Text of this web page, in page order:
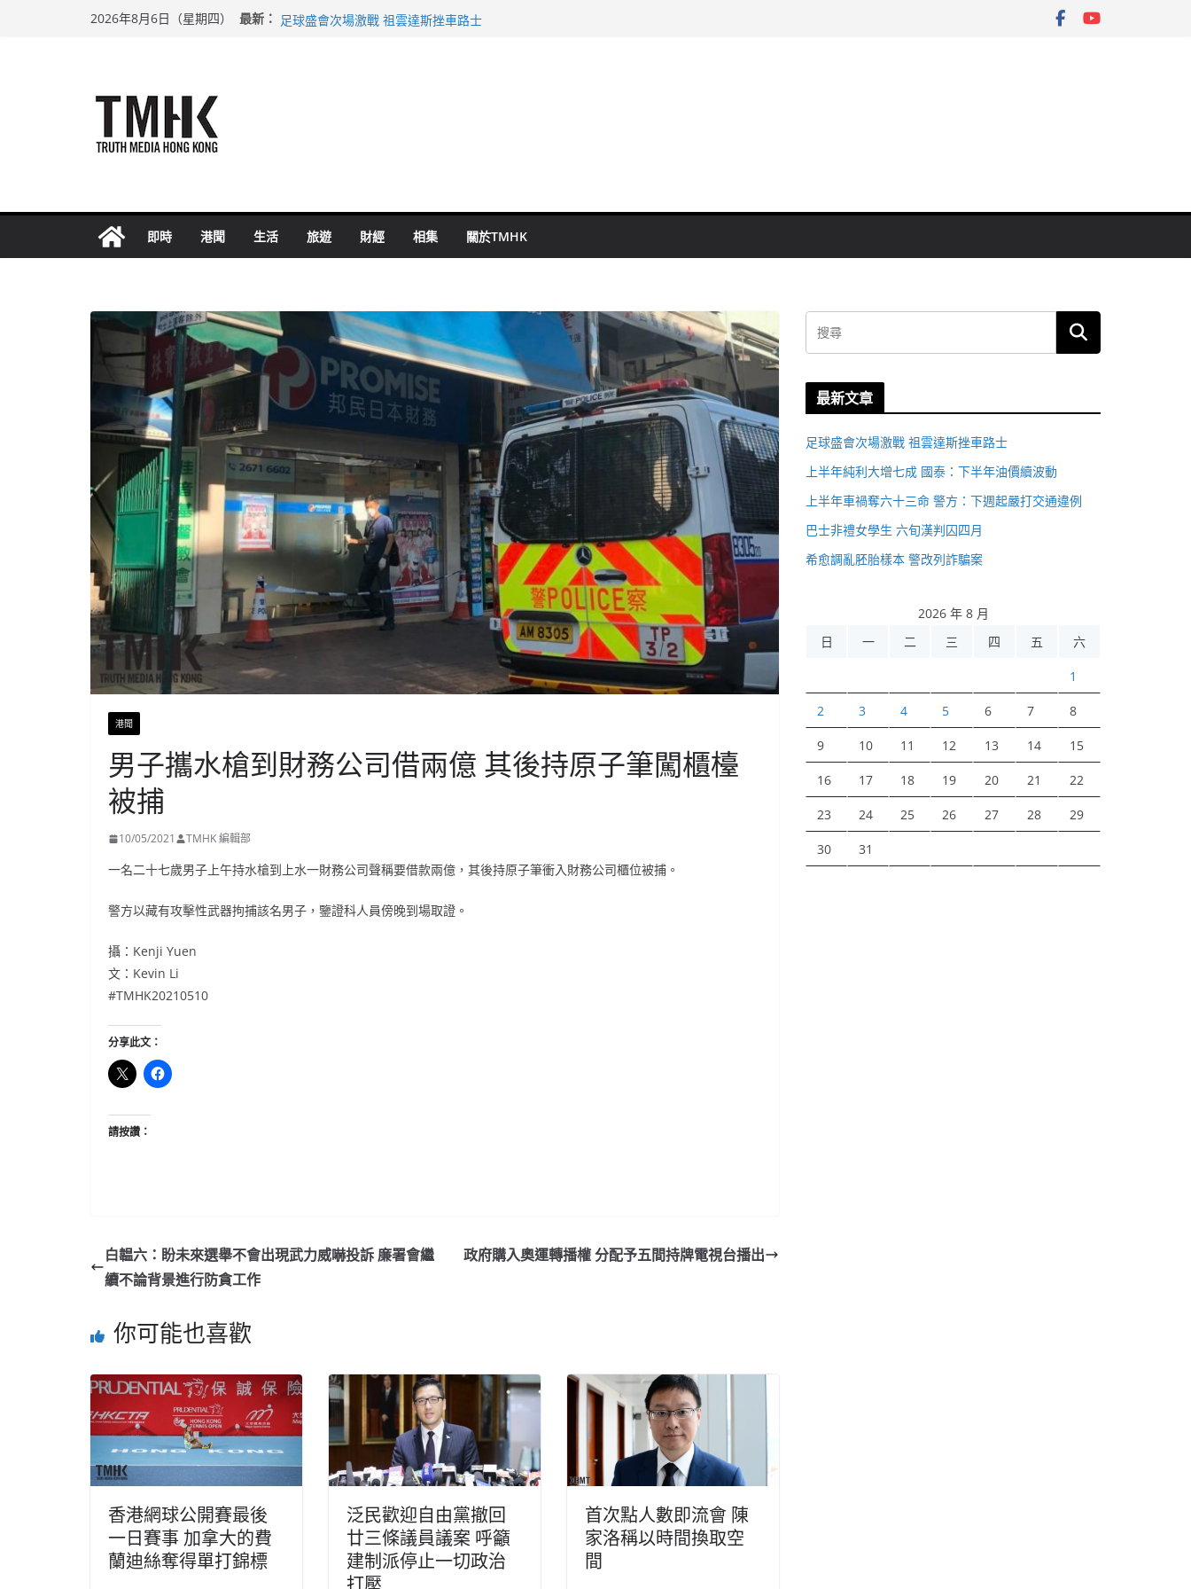
2026年8月6日（星期四） 最新： 希愈調亂胚胎樣本 警改列詐騙案
即時 港聞 生活 旅遊 財經 相集 關於TMHK
港聞
男子攜水槍到財務公司借兩億 其後持原子筆闖櫃檯
被捕
10/05/2021 TMHK 編輯部
一名二十七歲男子上午持水槍到上水一財務公司聲稱要借款兩億，其後持原子筆衝入財務公司櫃位被捕。
警方以藏有攻擊性武器拘捕該名男子，鑒證科人員傍晚到場取證。
攝：Kenji Yuen
文：Kevin Li
#TMHK20210510
分享此文：
請按讚：
白韞六：盼未來選舉不會出現武力威嚇投訴 廉署會繼
續不論背景進行防貪工作
政府購入奧運轉播權 分配予五間持牌電視台播出
你可能也喜歡
香港網球公開賽最後
一日賽事 加拿大的費
蘭迪絲奪得單打錦標
泛民歡迎自由黨撤回
廿三條議員議案 呼籲
建制派停止一切政治
打壓
首次點人數即流會 陳
家洛稱以時間換取空
間
最新文章
足球盛會次場激戰 祖雲達斯挫車路士
上半年純利大增七成 國泰：下半年油價續波動
上半年車禍奪六十三命 警方：下週起嚴打交通違例
巴士非禮女學生 六旬漢判囚四月
希愈調亂胚胎樣本 警改列詐騙案
2026 年 8 月
日
一 二 三 四 五 六
1
2 3 4 5 6 7 8
9 10 11 12 13 14 15
16 17 18 19 20 21 22
23 24 25 26 27 28 29
30 31